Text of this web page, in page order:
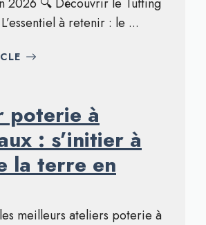
à retenir : le ...
poterie à
: s’initier à
la terre en
meilleurs ateliers poterie à